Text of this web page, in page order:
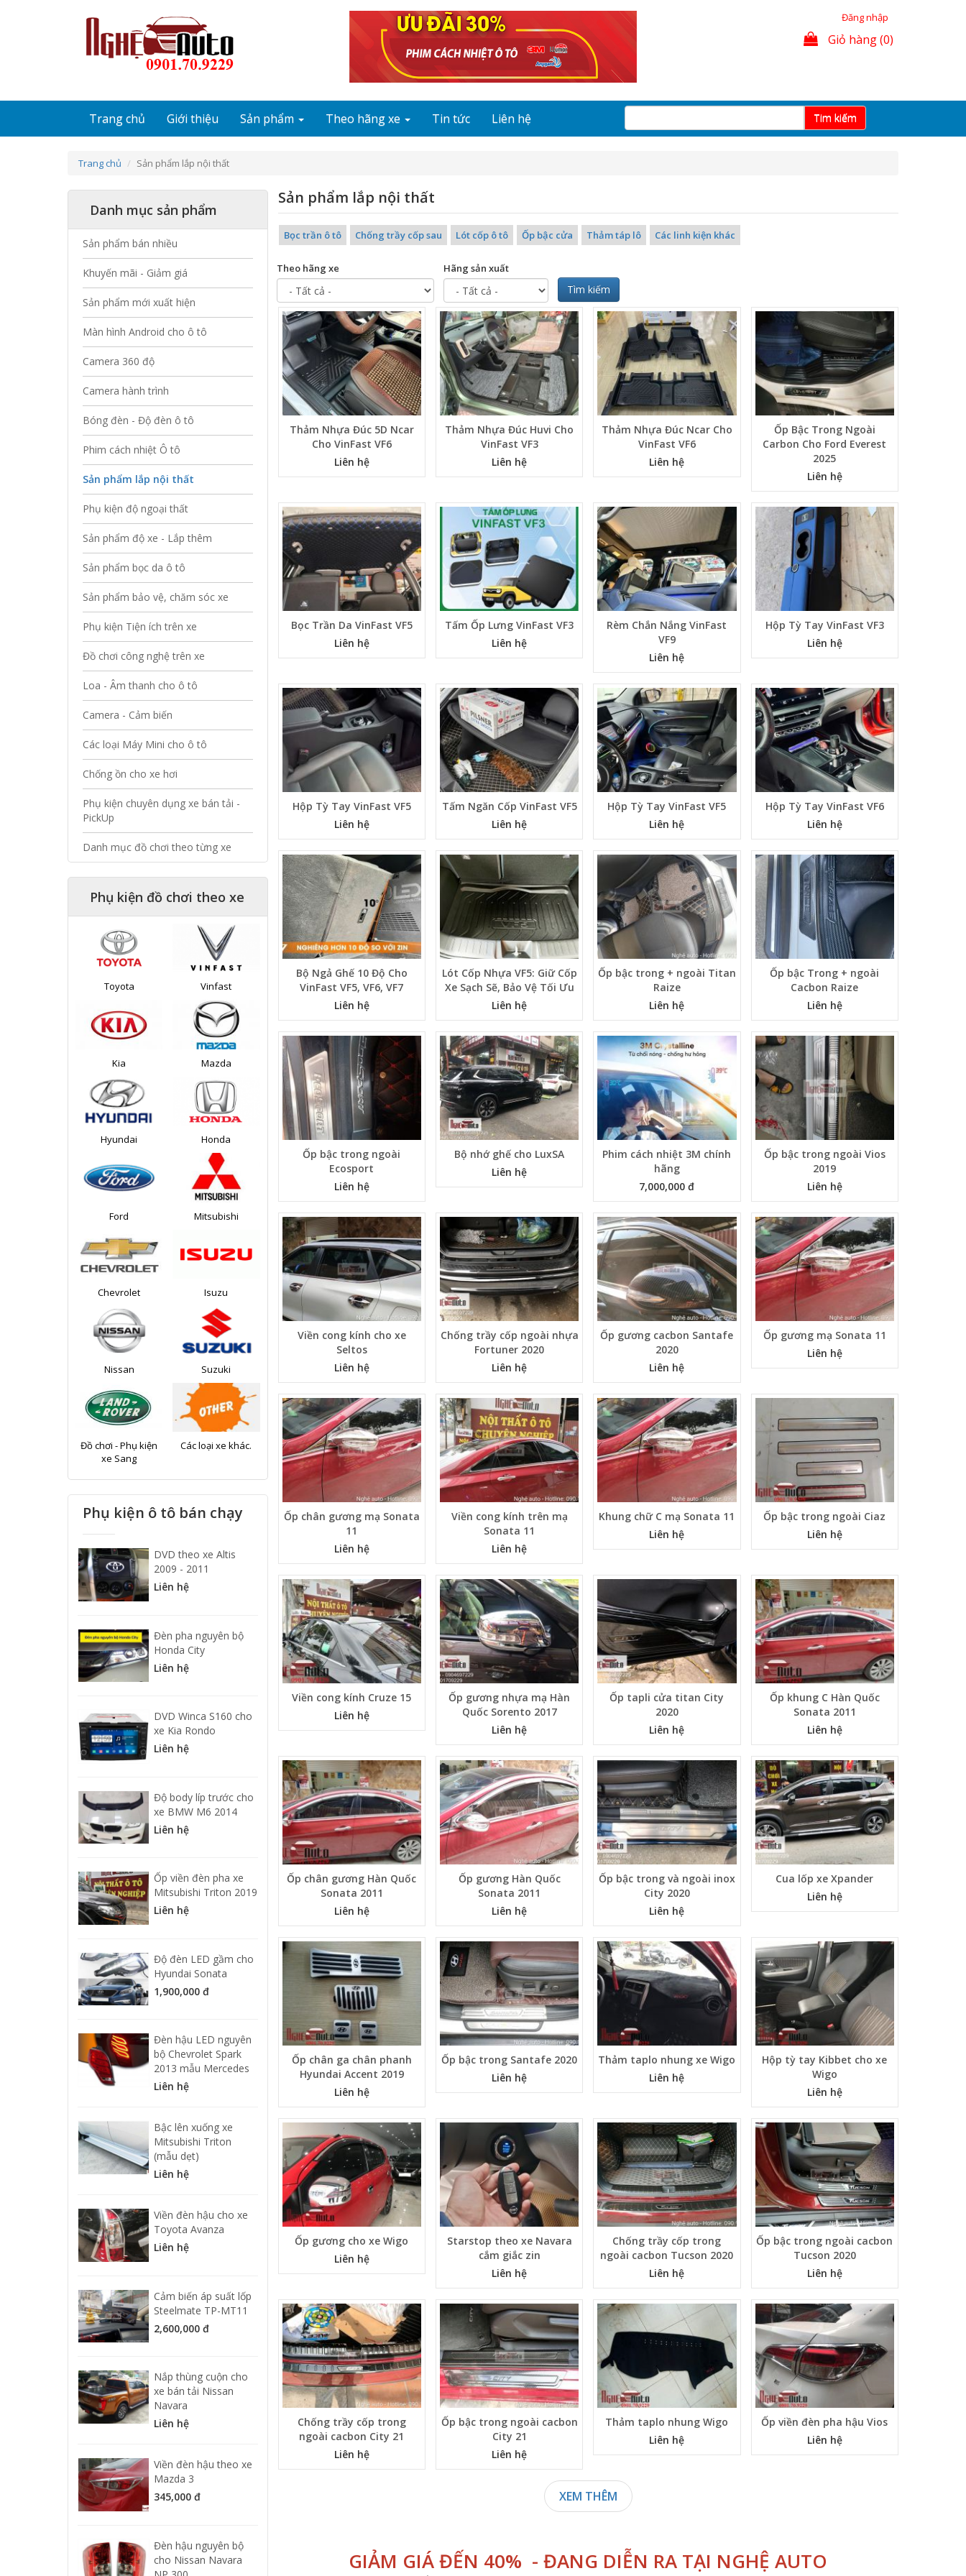
Đăng nhập
Giỏ hàng (0)
Trang chủ Giới thiệu Sản phẩm Theo hãng xe Tin tức Liên hệ Tim kiếm
Trang chủ Sản phẩm lắp nội thất
Danh mục sản phẩm
Sản phẩm bán nhiều
Khuyến mãi - Giảm giá
Sản phẩm mới xuất hiện
Màn hình Android cho ô tô
Camera 360 độ
Camera hành trình
Bóng đèn - Độ đèn ô tô
Phim cách nhiệt Ô tô
Sản phẩm lắp nội thất
Phụ kiện độ ngoại thất
Sản phẩm độ xe - Lắp thêm
Sản phẩm bọc da ô tô
Sản phẩm bảo vệ, chăm sóc xe
Phụ kiện Tiện ích trên xe
Đồ chơi công nghệ trên xe
Loa - Âm thanh cho ô tô
Camera - Cảm biến
Các loại Máy Mini cho ô tô
Chống ồn cho xe hơi
Phụ kiện chuyên dụng xe bán tải -
PickUp
Danh mục đồ chơi theo từng xe
Phụ kiện đồ chơi theo xe
Toyota Vinfast
Kia Mazda
Hyundai Honda
Ford Mitsubishi
Chevrolet Isuzu
Nissan Suzuki
Đồ chơi - Phụ kiện
xe Sang
Các loại xe khác.
Phụ kiện ô tô bán chạy
DVD theo xe Altis
2009 - 2011
Liên hệ
Đèn pha nguyên bộ
Honda City
Liên hệ
DVD Winca S160 cho
xe Kia Rondo
Liên hệ
Độ body líp trước cho
xe BMW M6 2014
Liên hệ
Ốp viền đèn pha xe
Mitsubishi Triton 2019
Liên hệ
Độ đèn LED gầm cho
Hyundai Sonata
1,900,000 đ
Đèn hậu LED nguyên
bộ Chevrolet Spark
2013 mẫu Mercedes
Liên hệ
Bậc lên xuống xe
Mitsubishi Triton
(mẫu dẹt)
Liên hệ
Viền đèn hậu cho xe
Toyota Avanza
Liên hệ
Cảm biến áp suất lốp
Steelmate TP-MT11
2,600,000 đ
Nắp thùng cuộn cho
xe bán tải Nissan
Navara
Liên hệ
Viền đèn hậu theo xe
Mazda 3
345,000 đ
Đèn hậu nguyên bộ
cho Nissan Navara
Sản phẩm lắp nội thất
Bọc trần ô tô Chống trầy cốp sau Lót cốp ô tô Ốp bậc cửa Thảm táp lô Các linh kiện khác
Theo hãng xe Hãng sản xuất
Tìm kiếm
Thảm Nhựa Đúc 5D Ncar
Cho VinFast VF6
Liên hệ
Thảm Nhựa Đúc Huvi Cho
VinFast VF3
Liên hệ
Thảm Nhựa Đúc Ncar Cho
VinFast VF6
Liên hệ
Ốp Bậc Trong Ngoài
Carbon Cho Ford Everest
2025
Liên hệ
Bọc Trần Da VinFast VF5
Liên hệ
Tấm Ốp Lưng VinFast VF3
Liên hệ
Rèm Chắn Nắng VinFast
VF9
Liên hệ
Hộp Tỳ Tay VinFast VF3
Liên hệ
Hộp Tỳ Tay VinFast VF5
Liên hệ
Tấm Ngăn Cốp VinFast VF5
Liên hệ
Hộp Tỳ Tay VinFast VF5
Liên hệ
Hộp Tỳ Tay VinFast VF6
Liên hệ
Bộ Ngả Ghế 10 Độ Cho
VinFast VF5, VF6, VF7
Liên hệ
Lót Cốp Nhựa VF5: Giữ Cốp
Xe Sạch Sẽ, Bảo Vệ Tối Ưu
Liên hệ
Ốp bậc trong + ngoài Titan
Raize
Liên hệ
Ốp bậc Trong + ngoài
Cacbon Raize
Liên hệ
Ốp bậc trong ngoài
Ecosport
Liên hệ
Bộ nhớ ghế cho LuxSA
Liên hệ
Phim cách nhiệt 3M chính
hãng
7,000,000 đ
Ốp bậc trong ngoài Vios
2019
Liên hệ
Viền cong kính cho xe
Seltos
Liên hệ
Chống trầy cốp ngoài nhựa
Fortuner 2020
Liên hệ
Ốp gương cacbon Santafe
2020
Liên hệ
Ốp gương mạ Sonata 11
Liên hệ
Ốp chân gương mạ Sonata
11
Liên hệ
Viền cong kính trên mạ
Sonata 11
Liên hệ
Khung chữ C mạ Sonata 11
Liên hệ
Ốp bậc trong ngoài Ciaz
Liên hệ
Viền cong kính Cruze 15
Liên hệ
Ốp gương nhựa mạ Hàn
Quốc Sorento 2017
Liên hệ
Ốp tapli cửa titan City
2020
Liên hệ
Ốp khung C Hàn Quốc
Sonata 2011
Liên hệ
Ốp chân gương Hàn Quốc
Sonata 2011
Liên hệ
Ốp gương Hàn Quốc
Sonata 2011
Liên hệ
Ốp bậc trong và ngoài inox
City 2020
Liên hệ
Cua lốp xe Xpander
Liên hệ
Ốp chân ga chân phanh
Hyundai Accent 2019
Liên hệ
Ốp bậc trong Santafe 2020
Liên hệ
Thảm taplo nhung xe Wigo
Liên hệ
Hộp tỳ tay Kibbet cho xe
Wigo
Liên hệ
Ốp gương cho xe Wigo
Liên hệ
Starstop theo xe Navara
cắm giắc zin
Liên hệ
Chống trầy cốp trong
ngoài cacbon Tucson 2020
Liên hệ
Ốp bậc trong ngoài cacbon
Tucson 2020
Liên hệ
Chống trầy cốp trong
ngoài cacbon City 21
Liên hệ
Ốp bậc trong ngoài cacbon
City 21
Liên hệ
Thảm taplo nhung Wigo
Liên hệ
Ốp viền đèn pha hậu Vios
Liên hệ
XEM THÊM
GIẢM GIÁ ĐẾN 40% - ĐANG DIỄN RA TẠI NGHỆ AUTO